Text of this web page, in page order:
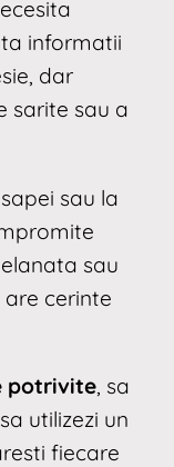
informatii
dar
sarite sau a
sau la
sau
cerinte
potrivite, sa
utilizezi un
fiecare